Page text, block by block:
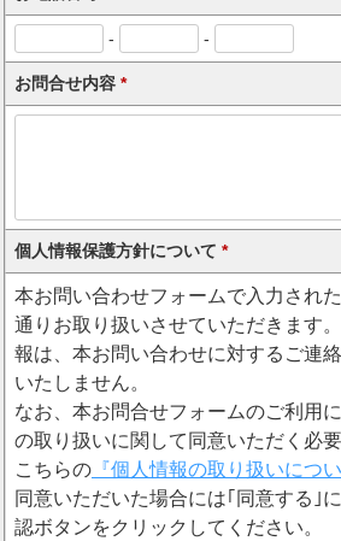
- -
お問合せ内容 *
個人情報保護方針について *
本お問い合わせフォームで入力され
通りお取り扱いさせていただきます
報は、本お問い合わせに対するご連
いたしません。
なお、本お問合せフォームのご利用
の取り扱いに関して同意いただく必要
こちらの 『個人情報の取り扱いについ
同意いただいた場合には｢同意する｣
認ボタンをクリックしてください。